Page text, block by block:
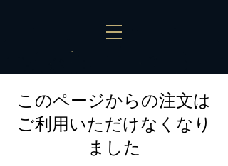
このページからの注文は
ご利用いただけなくなり
ました